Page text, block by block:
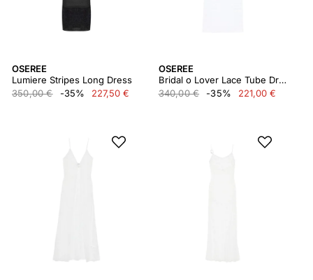
OSEREE
Lumiere Stripes Long Dress
350,00 €
-35% 227,50 €
OSEREE
Bridal o Lover Lace Tube Dress
340,00 €
-35% 221,00 €